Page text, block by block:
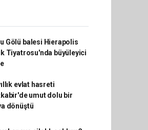
Gölü balesi Hierapolis
Tiyatrosu'nda büyüleyici
evlat hasreti
umut dolu bir
dönüştü